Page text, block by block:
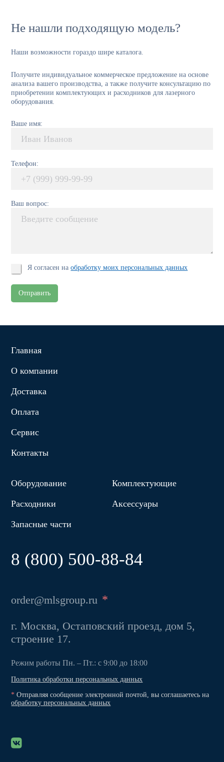
Не нашли подходящую модель?
Наши возможности гораздо шире каталога.
Получите индивидуальное коммерческое предложение на основе
анализа вашего производства, а также получите консультацию по
приобретении комплектующих и расходников для лазерного
оборудования.
Ваше имя:
Телефон:
Ваш вопрос:
Я согласен наобработку моих персональных данных
Отправить
8 (800) 500-88-84
order@mlsgroup.ru *
г. Москва, Остаповский проезд, дом 5,
строение 17.
Режим работы Пн. – Пт.: с 9:00 до 18:00
Политика обработки персональных данных
*Отправляя сообщение электронной почтой, вы соглашаетесь на
обработку персональных данных
Главная
О компании
Доставка
Оплата
Сервис
Контакты
Оборудование
Расходники
Запасные части
Комплектующие
Аксессуары